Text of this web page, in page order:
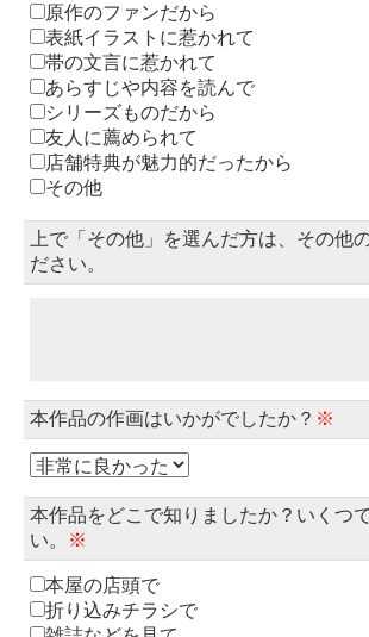
原作のファンだから
表紙イラストに惹かれて
帯の文言に惹かれて
あらすじや内容を読んで
シリーズものだから
友人に薦められて
店舗特典が魅力的だったから
その他
上で「その他」を選んだ方は、その他
ださい。
本作品の作画はいかがでしたか？ ※
本作品をどこで知りましたか？いくつ
い。
※
本屋の店頭で
折り込みチラシで